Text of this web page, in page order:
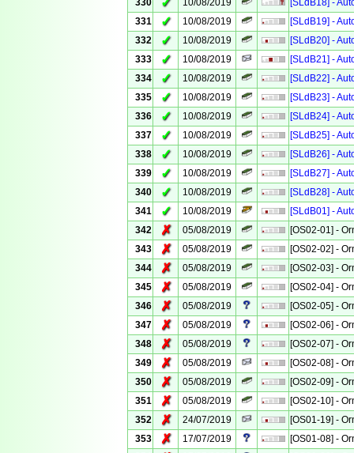
330
10/08/2019
[SLdB18] -
331
✓ 10/08/2019
[SLdB19] -
332
✓ 10/08/2019
[SLdB20] -
333
✓ 10/08/2019
[SLdB21] -
334
✓ 10/08/2019
[SLdB22] -
335
✓ 10/08/2019
[SLdB23] -
336
✓ 10/08/2019
[SLdB24] -
337
✓ 10/08/2019
[SLdB25] -
338
✓ 10/08/2019
[SLdB26] -
339
✓ 10/08/2019
[SLdB27] -
340
✓ 10/08/2019
[SLdB28] -
341
✓ 10/08/2019
[SLdB01] -
342
✗ 05/08/2019
[OS02-01] -
343
✗ 05/08/2019
[OS02-02] -
344
✗ 05/08/2019
[OS02-03] -
345
✗ 05/08/2019
[OS02-04] -
346
✗ 05/08/2019
[OS02-05] -
347
✗ 05/08/2019
[OS02-06] -
348
✗ 05/08/2019
[OS02-07] -
349
✗ 05/08/2019
[OS02-08] -
350
✗ 05/08/2019
[OS02-09] -
351
✗ 05/08/2019
[OS02-10] -
352
✗ 24/07/2019
[OS01-19] -
353
✗ 17/07/2019
[OS01-08] -